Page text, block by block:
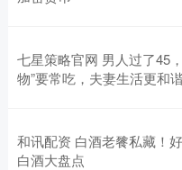
七星策略官网 男人过了45
物”要常吃，夫妻生活更和
和讯配资 白酒老餮私藏！
白酒大盘点